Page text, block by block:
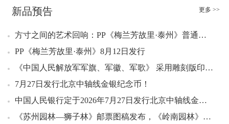
04：25 张仲景小型张好品4.80元成交100张
04：29 鲁班小型张好品3.80元成交1000张
04：44 冬奥会竞赛场馆小型张原封5.50元成交400张
04：58 张仲景小型张（评级版）好品910.00元成交2整盒
05：07 莫高窟小型张好品5.80元成交217张
05：10 八邮小型张好品3.70元成交230张
新品预告 更多 >>
方寸之间的艺术回响：PP《梅兰芳故里·泰州》普通邮资片即将发行
PP《梅兰芳故里·泰州》8月12日发行
《中国人民解放军军旗、军徽、军歌》 采用雕刻版印刷，实物高清图，8月1日发行
7月27日发行北京中轴线金银纪念币！
中国人民银行定于2026年7月27日发行北京中轴线金银纪念币一套
《苏州园林—狮子林》邮票图稿发布，《岭南园林》邮票要“发贺电”